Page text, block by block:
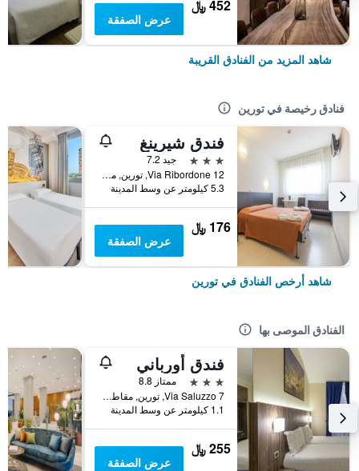
452 ﷼
عرض الصفقة
شاهد المزيد من الفنادق القريبة
فنادق رخيصة في تورين
فندق شيرينغ
3 نجوم
جيد 7.2
Via Ribordone 12, تورين, مقاطعة تورينو, إيطاليا
5.3 كيلومتر عن وسط المدينة
176 ﷼
عرض الصفقة
شاهد أرخص الفنادق في تورين
الفنادق الموصى بها
فندق أورباني
3 نجوم
ممتاز 8.8
Via Saluzzo 7, تورين, مقاطعة تورينو, إيطاليا
1.1 كيلومتر عن وسط المدينة
255 ﷼
عرض الصفقة